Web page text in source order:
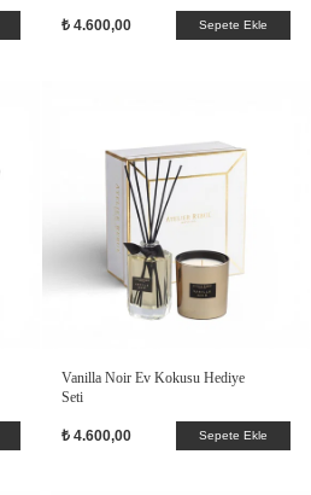
₺ 4.600,00 Sepete Ekle
Vanilla Noir Ev Kokusu Hediye
Seti
₺ 4.600,00 Sepete Ekle